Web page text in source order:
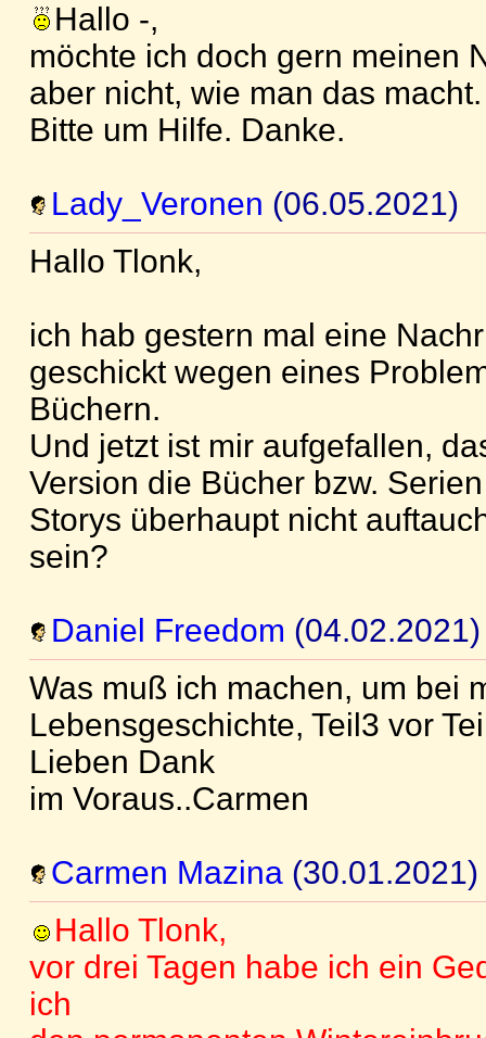
Hallo -,
möchte ich doch gern meinen
aber nicht, wie man das macht.
Bitte um Hilfe. Danke.
Lady_Veronen (06.05.2021)
Hallo Tlonk,
ich hab gestern mal eine
geschickt wegen eines
Büchern.
Und jetzt ist mir aufgefallen,
Version die Bücher bzw.
Storys überhaupt nicht
sein?
Daniel Freedom (04.02.2021)
Was muß ich machen, um bei
Lebensgeschichte, Teil3 vor
Lieben Dank
im Voraus..Carmen
Carmen Mazina (30.01.2021)
Hallo Tlonk,
vor drei Tagen habe ich ein
ich